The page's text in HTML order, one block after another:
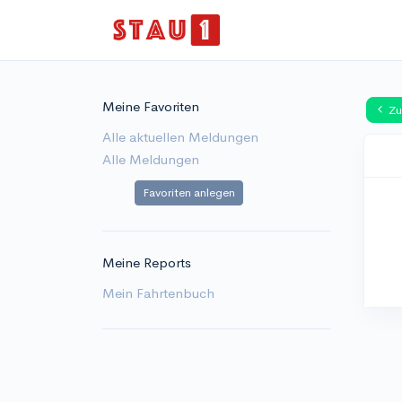
Meine Favoriten
Alle aktuellen Meldungen
Alle Meldungen
Favoriten anlegen
Meine Reports
Mein Fahrtenbuch